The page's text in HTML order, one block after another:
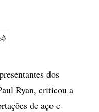
dos
Ryan, criticou a
de aço e